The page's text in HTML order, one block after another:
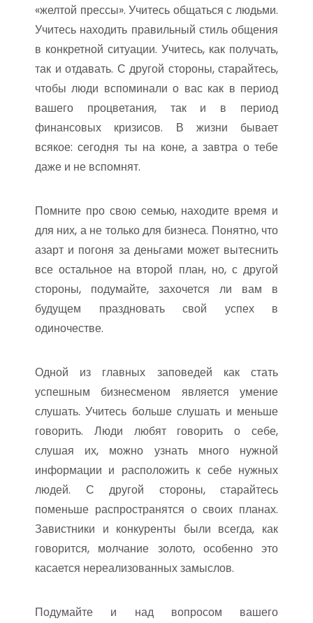
«желтой прессы». Учитесь общаться с людьми.
Учитесь находить правильный стиль общения
в конкретной ситуации. Учитесь, как получать,
так и отдавать. С другой стороны, старайтесь,
чтобы люди вспоминали о вас как в период
вашего процветания, так и в период
финансовых кризисов. В жизни бывает
всякое: сегодня ты на коне, а завтра о тебе
даже и не вспомнят.
Помните про свою семью, находите время и
для них, а не только для бизнеса. Понятно, что
азарт и погоня за деньгами может вытеснить
все остальное на второй план, но, с другой
стороны, подумайте, захочется ли вам в
будущем праздновать свой успех в
одиночестве.
Одной из главных заповедей как стать
успешным бизнесменом является умение
слушать. Учитесь больше слушать и меньше
говорить. Люди любят говорить о себе,
слушая их, можно узнать много нужной
информации и расположить к себе нужных
людей. С другой стороны, старайтесь
поменьше распространятся о своих планах.
Завистники и конкуренты были всегда, как
говорится, молчание золото, особенно это
касается нереализованных замыслов.
Подумайте и над вопросом вашего